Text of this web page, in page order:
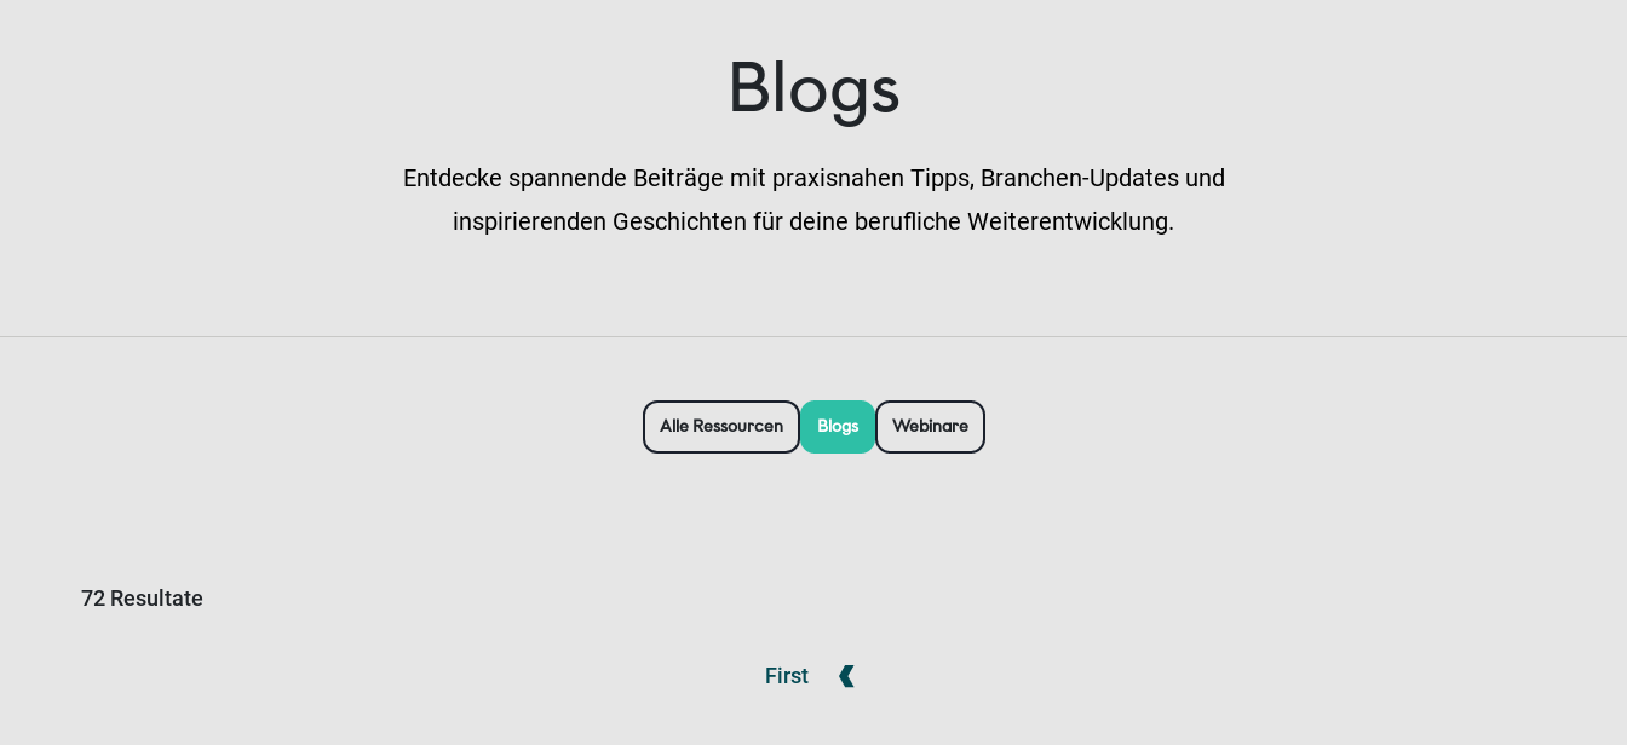
Blogs
Entdecke spannende Beiträge mit praxisnahen Tipps, Branchen-Updates und
inspirierenden Geschichten für deine berufliche Weiterentwicklung.
Alle Ressourcen Blogs Webinare
72 Resultate
First